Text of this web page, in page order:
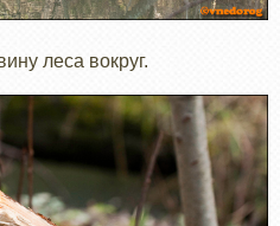
леса вокруг.